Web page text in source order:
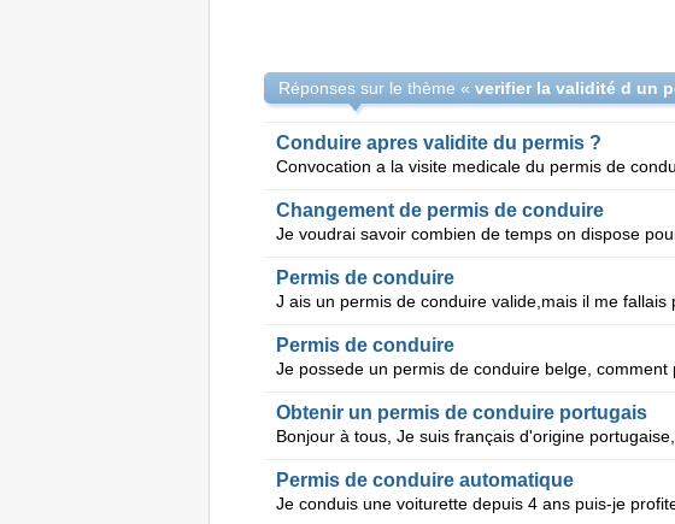
Réponses sur le thème «
Conduire apres validite du permis ?
Changement de permis de conduire
Permis de conduire
Permis de conduire
Obtenir un permis de conduire portugais
Permis de conduire automatique